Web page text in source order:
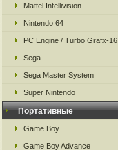
Mattel Intellivision
Nintendo 64
PC Engine / Turbo Grafx-16
Sega
Sega Master System
Super Nintendo
Портативные
Game Boy
Game Boy Advance